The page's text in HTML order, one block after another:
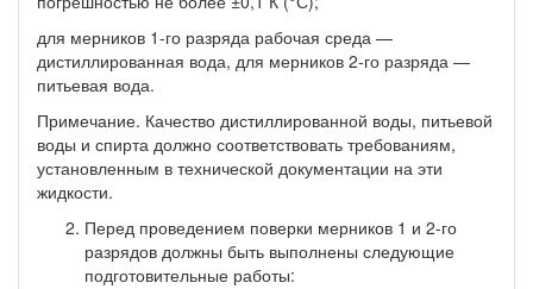
для мерников 1-го разряда рабочая среда —
дистиллированная вода, для мерников 2-го разряда —
питьевая вода.
Примечание. Качество дистиллированной воды, питьевой
воды и спирта должно соответствовать требованиям,
установленным в технической докумен­тации на эти
жидкости.
Перед проведением поверки мерников 1 и 2-го
разрядов должны быть выполнены следующие
подготовительные работы: